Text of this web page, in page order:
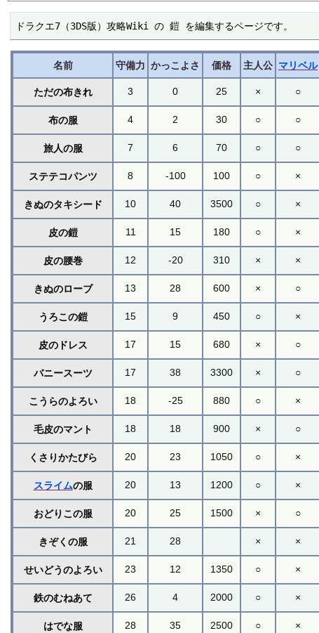
ドラクエ7（3DS版）攻略Wiki の 鎧 を編集するページです。
名前 守備力 かっこよさ 価格 主人公 マリベル
ただの布きれ 3 0 25 × ○
布の服 4 2 30 ○ ○
旅人の服 7 6 70 ○ ○
ステテコパンツ 8 -100 100 ○ ×
きぬのタキシード 10 40 3500 ○ ×
皮の鎧 11 15 180 ○ ×
皮の腰巻 12 -20 310 × ×
きぬのローブ 13 28 600 × ○
うろこの鎧 15 9 450 ○ ×
皮のドレス 17 15 680 × ○
バニースーツ 17 38 3300 × ○
こうらのよろい 18 -25 880 ○ ×
毛皮のマント 18 18 900 × ○
くさりかたびら 20 23 1050 ○ ×
スライムの服 20 13 1200 ○ ×
おどりこの服 20 25 1500 × ○
きぞくの服 21 28 × ×
せいどうのよろい 23 12 1350 ○ ×
鉄のむねあて 26 4 2000 ○ ×
はでな服 28 35 2500 ○ ×